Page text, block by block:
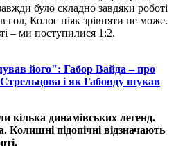
було складно завдяки роботі
Колос ніяк зрівняти не може.
– ми поступилися 1:2.
його": Габор Вайда – про
Стрельцова і як Габовду шукав
динамівських легенд.
Колишні підопічні відзначають